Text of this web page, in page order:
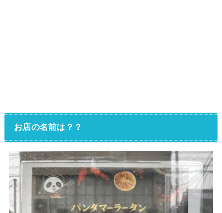
お店の名前は？？